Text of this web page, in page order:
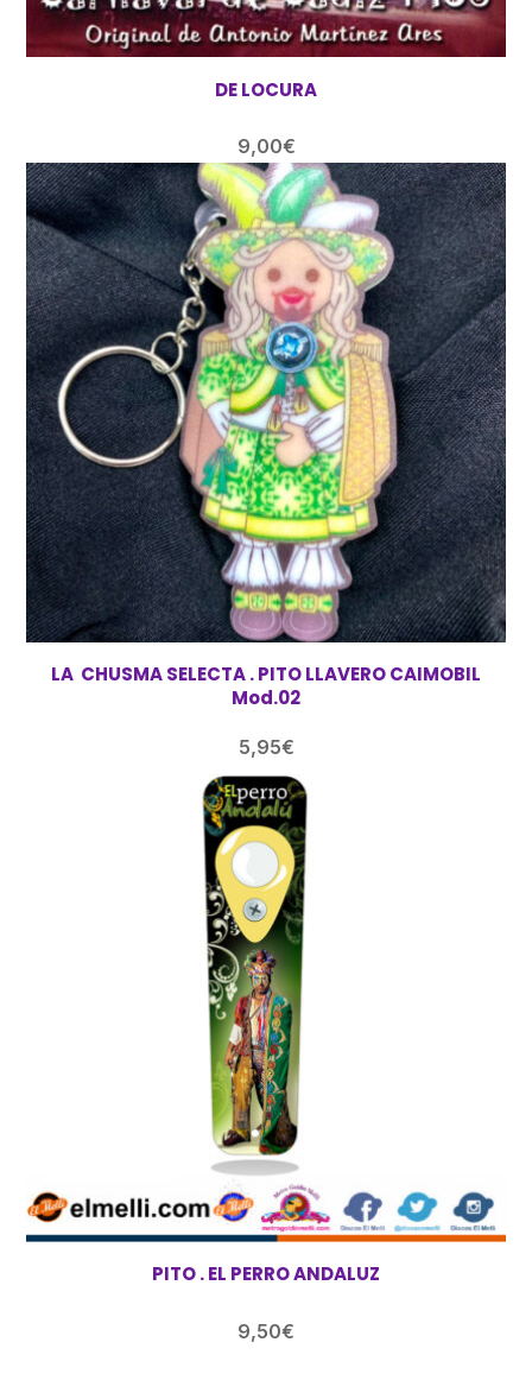
DE LOCURA
9,00€
LA CHUSMA SELECTA . PITO LLAVERO CAIMOBIL
Mod.02
5,95€
PITO . EL PERRO ANDALUZ
9,50€